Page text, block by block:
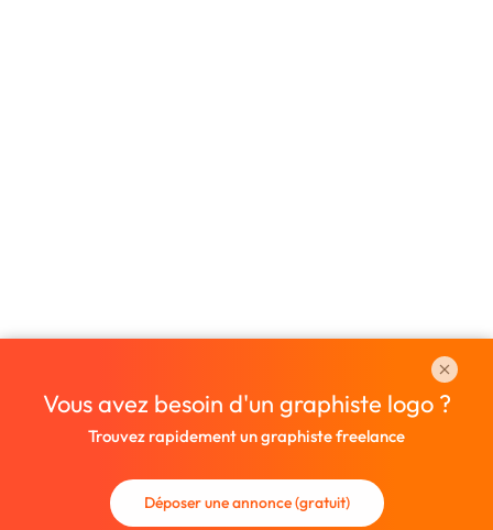
Vous avez besoin d'un graphiste logo ?
Trouvez rapidement un graphiste freelance
Déposer une annonce (gratuit)